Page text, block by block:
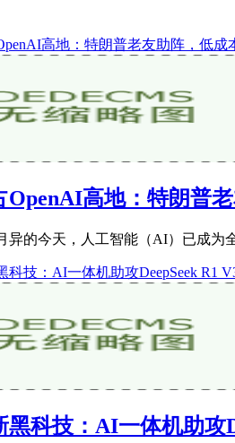
OpenAI高地：特朗普
异的今天，人工智能（AI）已成为
科技：AI一体机助攻